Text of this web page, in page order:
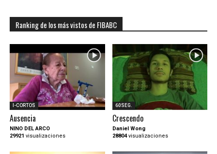
Ranking de los más vistos de FIBABC
I-CORTOS
Ausencia
NINO DEL ARCO
29921 visualizaciones
60SEG.
Crescendo
Daniel Wong
28804visualizaciones